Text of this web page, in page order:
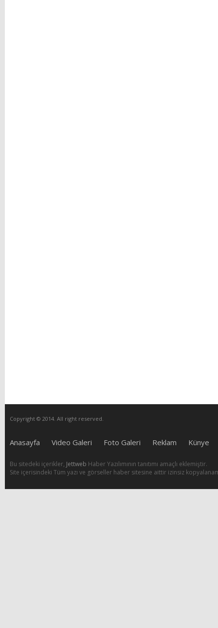
Copyright © 2014. All right reserved.
Anasayfa Video Galeri Foto Galeri Reklam Künye
Bu sitedeki içerikler, Jettweb Haber Yazılımının tanıtımı amaçlı eklemiştir.
Site içerisindeki Tüm yazı ve görseller haber sitesine aittir izinsiz